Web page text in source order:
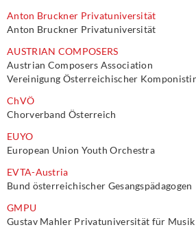
Anton Bruckner Privatuniversität
Anton Bruckner Privatuniversität
AUSTRIAN COMPOSERS
Austrian Composers Association
Vereinigung Österreichischer
ChVÖ
Chorverband Österreich
EUYO
European Union Youth Orchestra
EVTA-Austria
Bund österreichischer Gesangspädagogen
GMPU
Gustav Mahler Privatuniversität für Musik